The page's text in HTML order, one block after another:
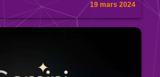
19 mars 2024